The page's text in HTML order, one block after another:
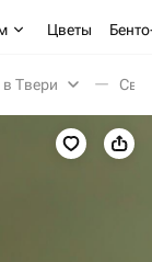
Цветы
Твери